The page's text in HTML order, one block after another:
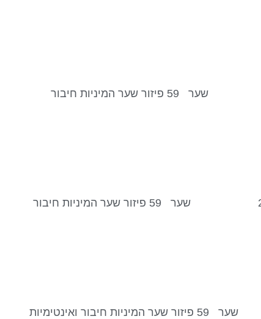
שער 59 – פיזור // קו 5 – פאם פאטל קזנובה נכנסנו לשער 59 קו 5 בסביבות 21:18 לפי שעון ישראל, 26 באוגוסט, 2024 שער 59 פיזור שער המיניות חיבור
שער 59 – פיזור // קו 4 – אחוות אחים/אחיות אנו נכנסים לשער 59 קו 4 בסביבות 21:33 לפי שעון ישראל, 25 באוגוסט, 2024 שער 59 פיזור שער המיניות חיבור
שער 59 – פיזור // קו 3 – פתיחות אנו נכנסים לשער 59 קו 3 בסביבות 22:02 לפי שעון ישראל, 24 באוגוסט, 2024 שער 59 פיזור שער המיניות חיבור ואינטימיות